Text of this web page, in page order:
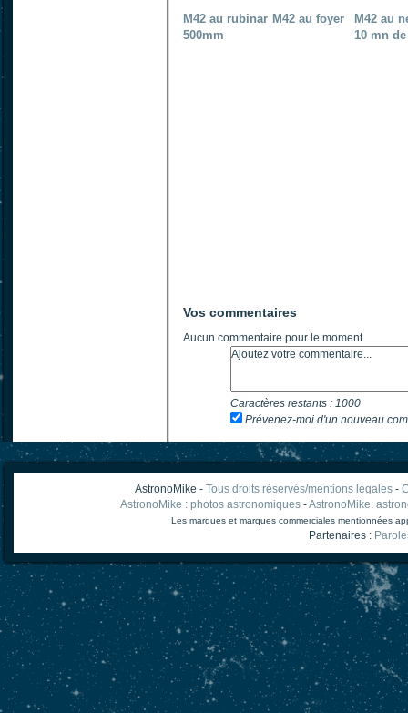
M42 au rubinar
500mm
M42 au foyer
M42 au
10 mn
Vos commentaires
Aucun commentaire pour le moment
Caractères restants : 1000
Prévenez-moi d'un nouveau
AstronoMike - Tous droits réservés/mentions légales-
AstronoMike : photos astronomiques -AstronoMike:
Les marques et marques commerciales mentionnées
Partenaires :